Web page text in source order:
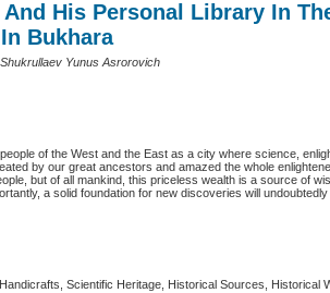
And His Personal Library In
Bukhara
Yunus Asrorovich
of the West and the East as a city where science,
by our great ancestors and amazed the whole
but of all mankind, this priceless wealth is a source of
a solid foundation for new discoveries will undoubtedly
Scientific Heritage, Historical Sources, Historical